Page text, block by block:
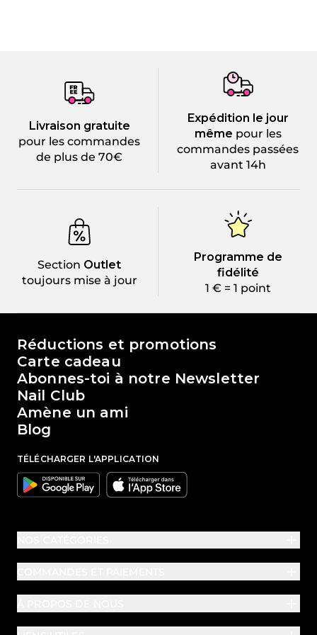
Livraison gratuite
pour les commandes
de plus de 70€
Expédition le jour
même pour les
commandes passées
avant 14h
Section Outlet
toujours mise à jour
Programme de
fidélité
1 € = 1 point
Le monde de Passione Beauty
Réductions et promotions
Carte cadeau
Abonnes-toi à notre Newsletter
Nail Club
Amène un ami
Blog
TÉLÉCHARGER L'APPLICATION
Google Apple